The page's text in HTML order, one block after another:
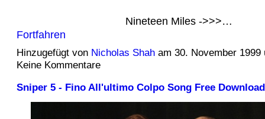
Nineteen Miles ->>>…
Fortfahren
Hinzugefügt von Nicholas Shaham 30. November
Keine Kommentare
Sniper 5 - Fino All'ultimo Colpo Song Free Download